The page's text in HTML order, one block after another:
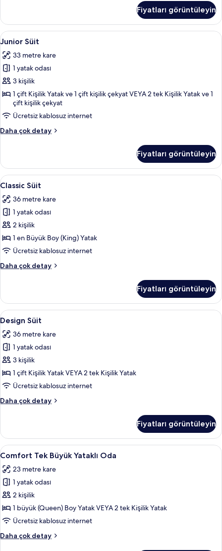
Oda
hakkında
daha
detay
Fiyatları görüntüleyin
Junior
Süit
için
tüm
fotoğrafları
görün
Kaliteli yatak takımı, minibar, odada
6
Junior Süit
33 metre kare
1 yatak odası
3 kişilik
1 çift Kişilik Yatak ve 1 çift kişilik çekyat VEYA 2 tek Kişilik Yatak ve 1
çift kişilik çekyat
Ücretsiz kablosuz internet
Daha çok detay
Junior
fazla
detay
Fiyatları görüntüleyin
Classic
Süit
için
tüm
fotoğrafları
görün
Classic Süit | Kaliteli yatak takımı,
6
Classic Süit
36 metre kare
1 yatak odası
2 kişilik
1 en Büyük Boy (King) Yatak
Ücretsiz kablosuz internet
Daha çok detay
Classic
fazla
detay
Fiyatları görüntüleyin
Design
Süit
için
tüm
fotoğrafları
görün
Kaliteli yatak takımı, minibar, odada
5
Design Süit
36 metre kare
1 yatak odası
3 kişilik
1 çift Kişilik Yatak VEYA 2 tek Kişilik Yatak
Ücretsiz kablosuz internet
Daha çok detay
Design
fazla
detay
Fiyatları görüntüleyin
Comfort
Tek
Büyük
Yataklı
Oda
için
tüm
görün
Kaliteli yatak takımı, minibar, odada
4
Comfort Tek Büyük Yataklı Oda
23 metre kare
1 yatak odası
2 kişilik
1 büyük (Queen) Boy Yatak VEYA 2 tek Kişilik Yatak
Ücretsiz kablosuz internet
Daha çok detay
Comfort